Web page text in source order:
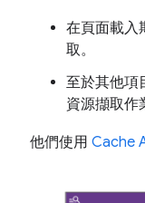
在頁面載入
取。
至於其他項
資源擷取作
他們使用 Cache